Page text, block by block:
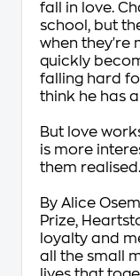
fall in love.
school, but
when they're
quickly
falling hard
think he has
But love
is more
them realised.
By Alice
Prize,
loyalty and
all the small